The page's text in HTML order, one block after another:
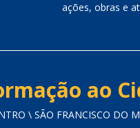
ações, obras e
ao
\ SÃO FRANCISCO DO